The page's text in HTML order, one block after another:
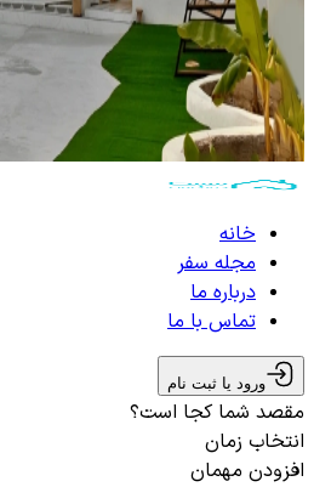
خانه
مجله سفر
درباره ما
تماس با ما
ورود یا ثبت نام
مقصد شما کجا است؟
انتخاب زمان
افزودن مهمان